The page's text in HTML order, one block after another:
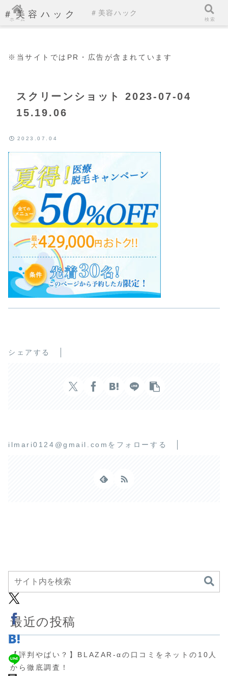
＃美容ハック
※当サイトではPR・広告が含まれています
スクリーンショット 2023-07-04
15.19.06
2023.07.04
シェアする
ilmari0124@gmail.comをフォローする
最近の投稿
【評判やばい？】BLAZAR-αの口コミをネットの10人
から徹底調査！
ホーム
＃美容ハック
検索